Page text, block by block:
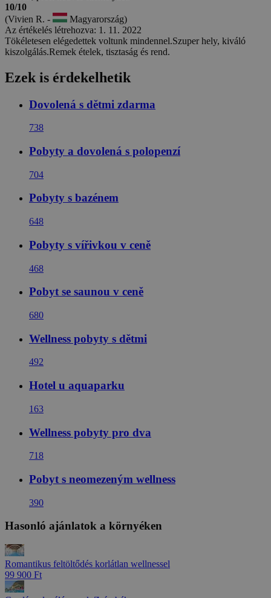
10/10
(Vivien R. -
Magyarország)
Az értékelés létrehozva: 1. 11. 2022
Tökéletesen elégedettek voltunk mindennel.Szuper hely, kiváló
kiszolgálás.Remek ételek, tisztaság és rend.
Ezek is érdekelhetik
Dovolená s dětmi zdarma
738
Pobyty a dovolená s polopenzí
704
Pobyty s bazénem
648
Pobyty s vířivkou v ceně
468
Pobyt se saunou v ceně
680
Wellness pobyty s dětmi
492
Hotel u aquaparku
163
Wellness pobyty pro dva
718
Pobyt s neomezeným wellness
390
Hasonló ajánlatok a környéken
Romantikus feltöltődés korlátlan wellnessel
99 900 Ft